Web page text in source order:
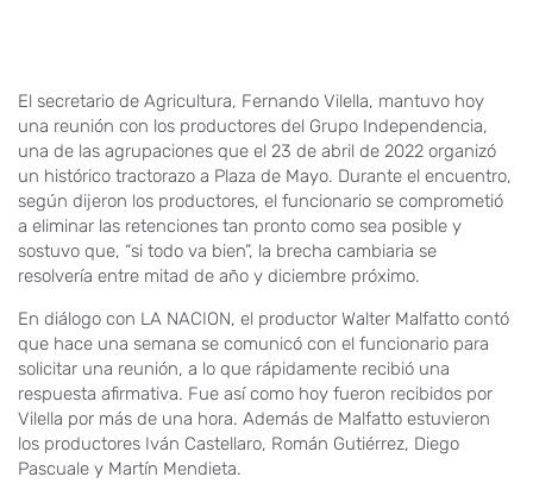
El secretario de Agricultura, Fernando Vilella, mantuvo hoy
una reunión con los productores del Grupo Independencia,
una de las agrupaciones que el 23 de abril de 2022 organizó
un histórico tractorazo a Plaza de Mayo. Durante el encuentro,
según dijeron los productores, el funcionario se comprometió
a eliminar las retenciones tan pronto como sea posible y
sostuvo que, “si todo va bien”, la brecha cambiaria se
resolvería entre mitad de año y diciembre próximo.
En diálogo con LA NACION, el productor Walter Malfatto contó
que hace una semana se comunicó con el funcionario para
solicitar una reunión, a lo que rápidamente recibió una
respuesta afirmativa. Fue así como hoy fueron recibidos por
Vilella por más de una hora. Además de Malfatto estuvieron
los productores Iván Castellaro, Román Gutiérrez, Diego
Pascuale y Martín Mendieta.